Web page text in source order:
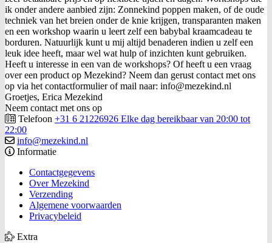
ik onder andere aanbied zijn: Zonnekind poppen maken, of de oude
techniek van het breien onder de knie krijgen, transparanten maken
en een workshop waarin u leert zelf een babybal kraamcadeau te
borduren. Natuurlijk kunt u mij altijd benaderen indien u zelf een
leuk idee heeft, maar wel wat hulp of inzichten kunt gebruiken.
Heeft u interesse in een van de workshops? Of heeft u een vraag
over een product op Mezekind? Neem dan gerust contact met ons
op via het contactformulier of mail naar: info@mezekind.nl
Groetjes, Erica Mezekind
Neem contact met ons op
Telefoon +31 6 21226926 Elke dag bereikbaar van 20:00 tot
22:00
info@mezekind.nl
Informatie
Contactgegevens
Over Mezekind
Verzending
Algemene voorwaarden
Privacybeleid
Extra